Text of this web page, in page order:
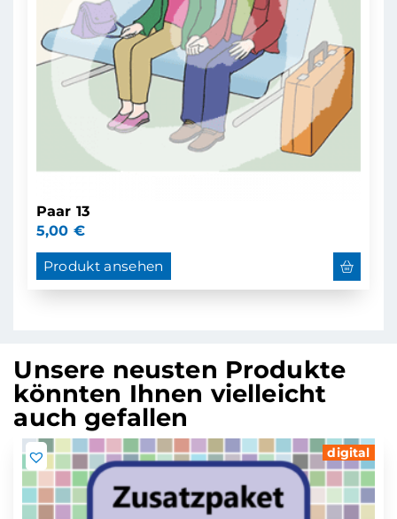
Paar 13
5,00 €
Produkt ansehen
Unsere neusten Produkte
könnten Ihnen vielleicht
auch gefallen
digital